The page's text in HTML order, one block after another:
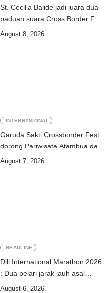
St. Cecilia Balide jadi juara dua
paduan suara Cross Border Fest
August 8, 2026
INTERNASIONAL
Garuda Sakti Crossborder Fest
dorong Pariwisata Atambua dan
August 7, 2026
HEADLINE
Dili International Marathon 2026
: Dua pelari jarak jauh asal
China tiba di Dili
August 6, 2026